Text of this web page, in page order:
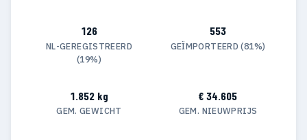
126
NL-GEREGISTREERD
(19%)
553
GEÏMPORTEERD (81%)
1.852 kg
GEM. GEWICHT
€ 34.605
GEM. NIEUWPRIJS